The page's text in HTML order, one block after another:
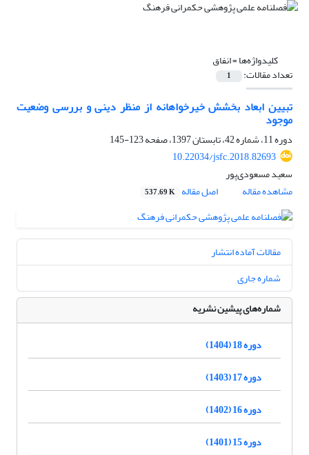
کلیدواژه‌ها =انفاق
تعداد مقالات: 1
تبیین ابعاد بخشش خیرخواهانه از منظر دینی و بررسی وضعیت
موجود
دوره 11، شماره 42، تابستان 1397، صفحه
123-145
10.22034/jsfc.2018.82693
سعید ‌مسعودی‌پور
مشاهده مقاله
اصل مقاله 537.69 K
مقالات آماده انتشار
شماره جاری
شماره‌های پیشین نشریه
دوره 18 (1404)
دوره 17 (1403)
دوره 16 (1402)
دوره 15 (1401)